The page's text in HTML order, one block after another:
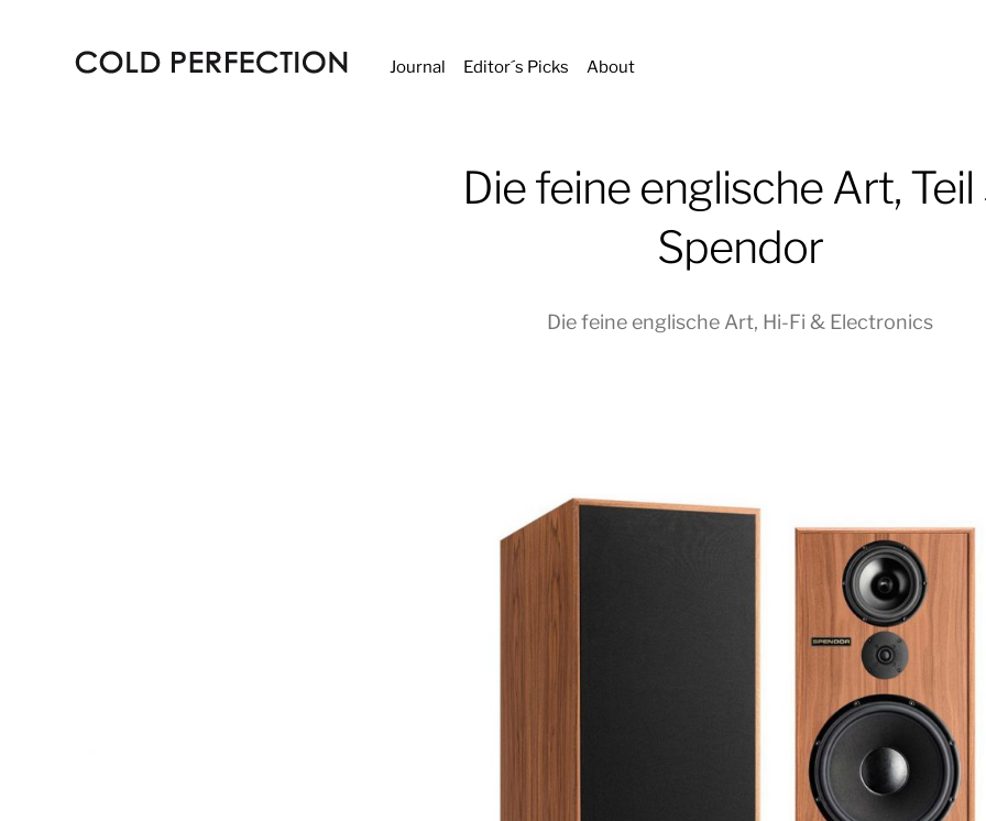
Journal Editor´s Picks About
Die feine englische Art, Teil
Spendor
Die feine englische Art, Hi-Fi & Electronics